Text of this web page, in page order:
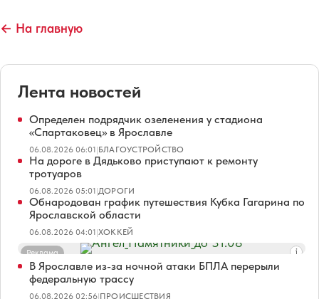
← На главную
Лента новостей
Определен подрядчик озеленения у стадиона
«Спартаковец» в Ярославле
06.08.2026 06:01|БЛАГОУСТРОЙСТВО
На дороге в Дядьково приступают к ремонту
тротуаров
06.08.2026 05:01|ДОРОГИ
Обнародован график путешествия Кубка Гагарина по
Ярославской области
06.08.2026 04:01|ХОККЕЙ
Реклама
В Ярославле из-за ночной атаки БПЛА перерыли
федеральную трассу
06.08.2026 02:56|ПРОИСШЕСТВИЯ